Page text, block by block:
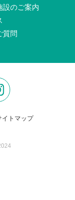
設のご案内
質問
イトマップ